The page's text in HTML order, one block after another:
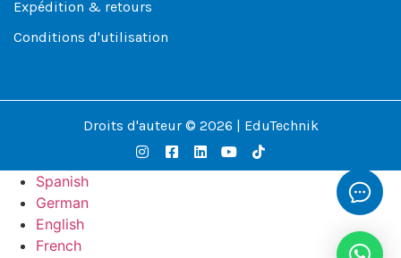
Expédition & retours
Conditions d'utilisation
Droits d'auteur © 2026 | EduTechnik
Spanish
German
English
French